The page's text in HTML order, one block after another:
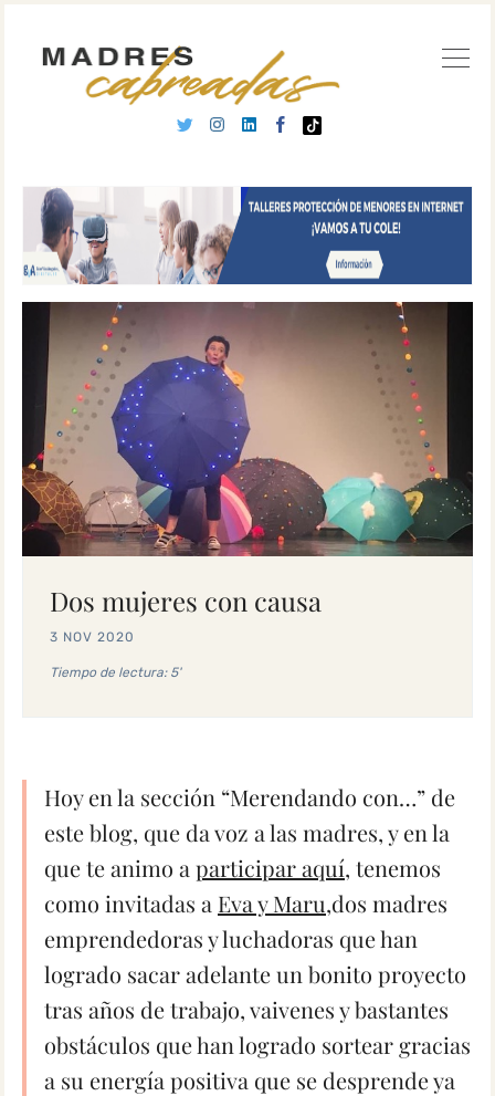
Dos mujeres con causa
3 NOV 2020
Tiempo de lectura: 5'
Hoy en la sección “Merendando con…” de
este blog, que da voz a las madres, y en la
que te animo a participar aquí, tenemos
como invitadas a Eva y Maru,dos madres
emprendedoras y luchadoras que han
logrado sacar adelante un bonito proyecto
tras años de trabajo, vaivenes y bastantes
obstáculos que han logrado sortear gracias
a su energía positiva que se desprende ya